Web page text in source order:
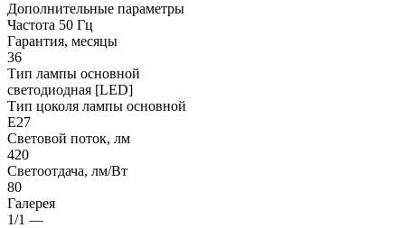
Дополнительные параметры
Частота 50 Гц
Гарантия, месяцы
36
Тип лампы основной
светодиодная [LED]
Тип цоколя лампы основной
E27
Световой поток, лм
420
Светоотдача, лм/Вт
80
Галерея
1/1 —